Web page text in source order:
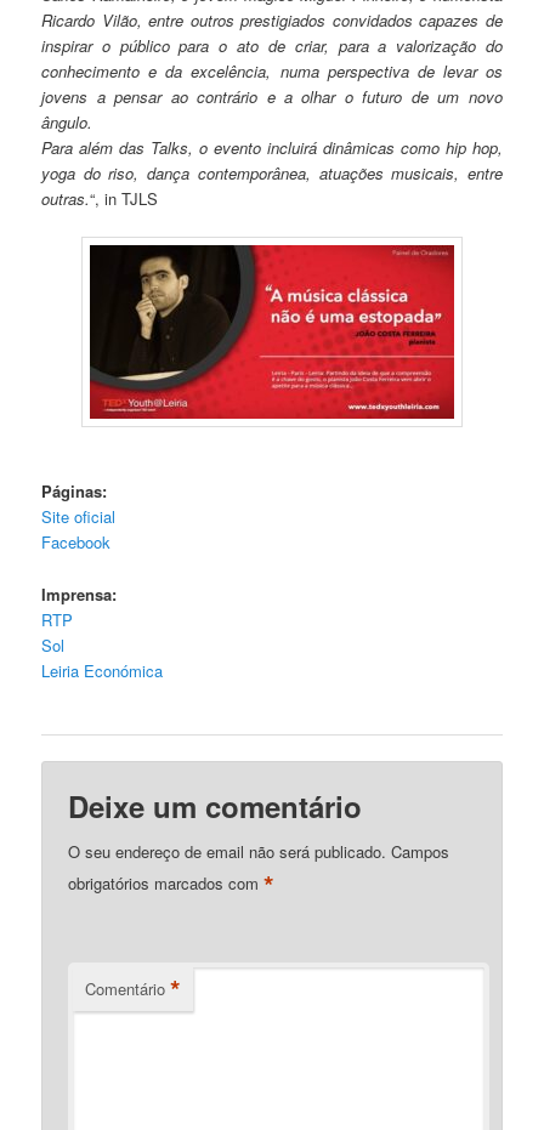
Ricardo Vilão, entre outros prestigiados convidados capazes de
inspirar o público para o ato de criar, para a valorização do
conhecimento e da excelência, numa perspectiva de levar os
jovens a pensar ao contrário e a olhar o futuro de um novo
ângulo.
Para além das Talks, o evento incluirá dinâmicas como hip hop,
yoga do riso, dança contemporânea, atuações musicais, entre
outras.“, in TJLS
Páginas:
Site oficial
Facebook
Imprensa:
RTP
Sol
Leiria Económica
Deixe um comentário
O seu endereço de email não será publicado. Campos
obrigatórios marcados com*
Comentário *